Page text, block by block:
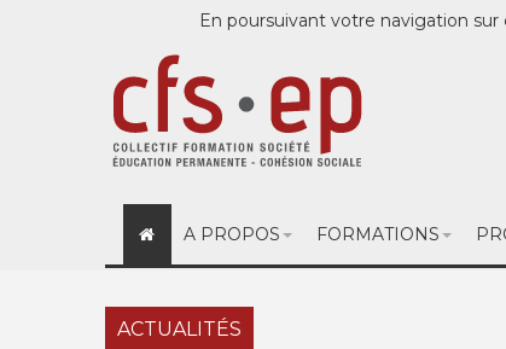
En poursuivant votre navigation
A PROPOS FORMATIONS
ACTUALITÉS